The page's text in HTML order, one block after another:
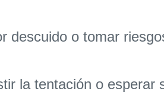
descuido o tomar
la tentación o esperar